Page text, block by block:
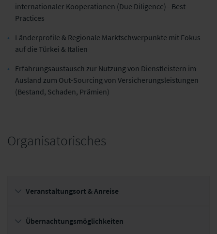
internationaler Kooperationen (Due Diligence) - Best
Practices
Länderprofile & Regionale Marktschwerpunkte mit Fokus
auf die Türkei & Italien
Erfahrungsaustausch zur Nutzung von Dienstleistern im
Ausland zum Out-Sourcing von Versicherungsleistungen
(Bestand, Schaden, Prämien)
Organisatorisches
Veranstaltungsort & Anreise
Übernachtungsmöglichkeiten